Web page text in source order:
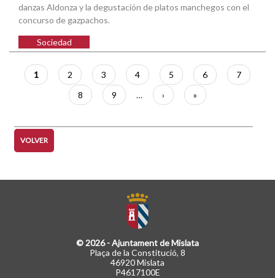
danzas Aldonza y la degustación de platos manchegos con el
concurso de gazpachos.
Sociedad
Paginación
Página
actual
1 Página
2 Página
3 Página
4 Página
5 Página
6 Página
7
Página
8 Página
9 …
Siguiente
página
›
Última
página
»
VOLVER
© 2026 - Ajuntament de Mislata
Plaça de la Constitució, 8
46920 Mislata
P4617100E